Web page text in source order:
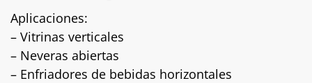
Aplicaciones:
– Vitrinas verticales
– Neveras abiertas
– Enfriadores de bebidas horizontales